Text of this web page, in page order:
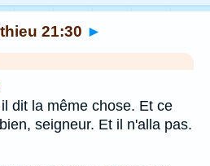
21:30 ►
dit la même chose. Et ce
seigneur. Et il n'alla pas.